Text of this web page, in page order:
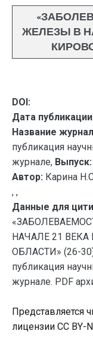
ЖЕЛЕЗЫ В
DOI:
Дата
Название
публикация
журнале, Выпуск:
Автор: Карина
, ,
Данные для
НАЧАЛЕ 21
ОБЛАСТИ» (26-
публикация
журнале. PDF
Представляется
лицензии CC BY-